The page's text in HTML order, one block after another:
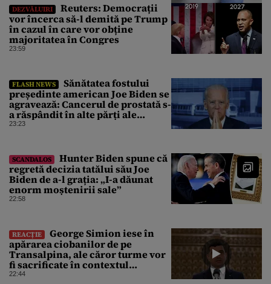
DEZVĂLUIRI
Reuters: Democrații
vor încerca să-l demită pe Trump
în cazul în care vor obține
majoritatea în Congres
23:59
FLASH NEWS
Sănătatea fostului
președinte american Joe Biden se
agravează: Cancerul de prostată s-
a răspândit în alte părți ale
corpului
23:23
SCANDALOS
Hunter Biden spune că
regretă decizia tatălui său Joe
Biden de a-l grația: „I-a dăunat
enorm moștenirii sale”
22:58
REACȚIE
George Simion iese în
apărarea ciobanilor de pe
Transalpina, ale căror turme vor
fi sacrificate în contextul
focarului de variolă ovină
22:44